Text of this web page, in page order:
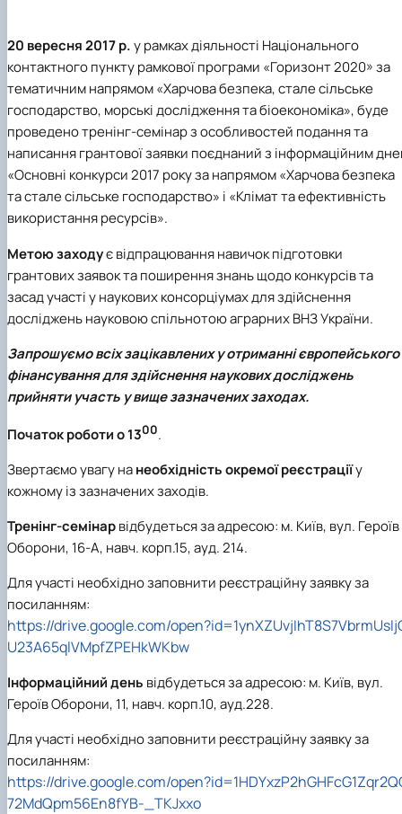
20 вересня 2017 р.у рамках діяльності Національного
контактного пункту рамкової програми «Горизонт 2020» за
тематичним напрямом «Харчова безпека, стале сільське
господарство, морські дослідження та біоекономіка», буде
проведено тренінг-семінар з особливостей подання та
написання грантової заявки поєднаний з інформаційним
«Основні конкурси 2017 року за напрямом «Харчова безпека
та стале сільське господарство» і «Клімат та ефективність
використання ресурсів».
Метою заходує відпрацювання навичок підготовки
грантових заявок та поширення знань щодо конкурсів та
засад участі у наукових консорціумах для здійснення
досліджень науковою спільнотою аграрних ВНЗ України.
Запрошуємо всіх зацікавлених у отриманні європейського
фінансування для здійснення наукових досліджень
прийняти участь у вище зазначених заходах.
Початок роботи о 1300.
Звертаємо увагу нанеобхідність окремої реєстраціїу
кожному із зазначених заходів.
Тренінг-семінарвідбудеться за адресою: м. Київ, вул. Героїв
Оборони, 16-А, навч. корп.15, ауд. 214.
Для участі необхідно заповнити реєстраційну заявку за
посиланням:
https://drive.google.com/
U23A65qlVMpfZPEHkWKbw
Інформаційний день відбудеться за адресою: м. Київ, вул.
Героїв Оборони, 11, навч. корп.10, ауд.228.
Для участі необхідно заповнити реєстраційну заявку за
посиланням:
https://drive.google.com/
72MdQpm56En8fYB-_TKJxxo